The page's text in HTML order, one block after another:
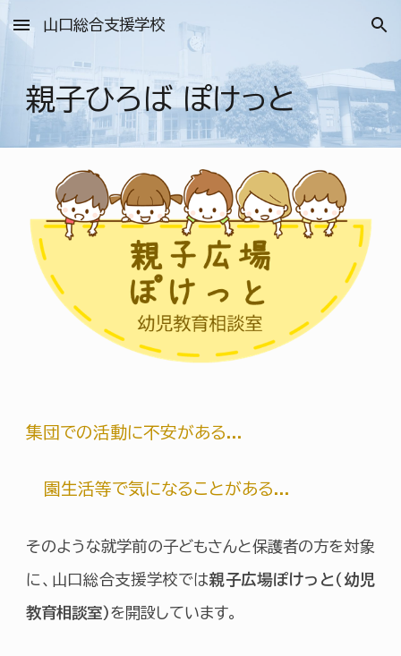
Skip to main content Skip to navigation
山口総合支援学校
親子ひろば ぽけっと
集団での活動に不安がある...
園生活等で気になることがある...
そのような就学前の子どもさんと保護者の方を対象
に、山口総合支援学校では親子広場ぽけっと（幼児
教育相談室）を開設しています。